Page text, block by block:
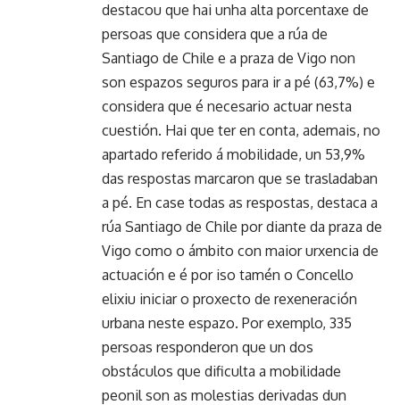
destacou que hai unha alta porcentaxe de
persoas que considera que a rúa de
Santiago de Chile e a praza de Vigo non
son espazos seguros para ir a pé (63,7%) e
considera que é necesario actuar nesta
cuestión. Hai que ter en conta, ademais, no
apartado referido á mobilidade, un 53,9%
das respostas marcaron que se trasladaban
a pé. En case todas as respostas, destaca a
rúa Santiago de Chile por diante da praza de
Vigo como o ámbito con maior urxencia de
actuación e é por iso tamén o Concello
elixiu iniciar o proxecto de rexeneración
urbana neste espazo. Por exemplo, 335
persoas responderon que un dos
obstáculos que dificulta a mobilidade
peonil son as molestias derivadas dun